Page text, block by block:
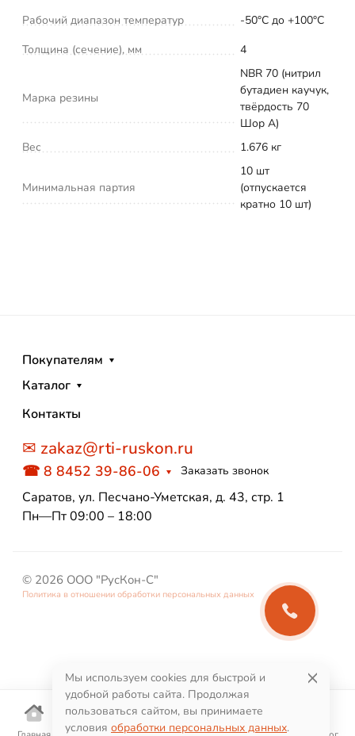
Рабочий диапазон температур
-50°С до +100°С
Толщина (сечение), мм
4
Марка резины
NBR 70 (нитрил
бутадиен каучук,
твёрдость 70
Шор А)
Вес
1.676 кг
Минимальная партия
10 шт
(отпускается
кратно 10 шт)
Покупателям
Каталог
Контакты
✉ zakaz@rti-ruskon.ru
☎ 8 8452 39-86-06 Заказать звонок
Саратов, ул. Песчано-Уметская, д. 43, стр. 1
Пн—Пт 09:00 – 18:00
© 2026 ООО "РусКон-С"
Политика в отношении обработки персональных данных
Мы используем cookies для быстрой и
удобной работы сайта. Продолжая
пользоваться сайтом, вы принимаете
условия обработки персональных данных.